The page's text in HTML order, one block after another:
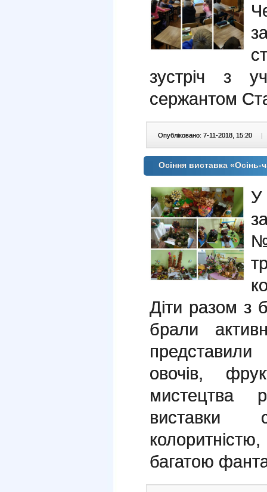
зустріч з
сержантом
Опубліковано: 7-11-2018, 15:20 |
Осіння виставка
У
Діти разом з
брали
представили
овочів,
мистецтва
виставки
багатою